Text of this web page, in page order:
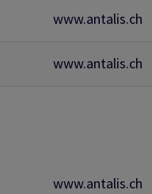
www.antalis.ch
www.antalis.ch
www.antalis.ch